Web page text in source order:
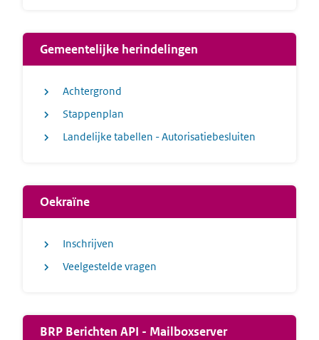
Gemeentelijke herindelingen
Achtergrond
Stappenplan
Landelijke tabellen - Autorisatiebesluiten
Oekraïne
Inschrijven
Veelgestelde vragen
BRP Berichten API - Mailboxserver